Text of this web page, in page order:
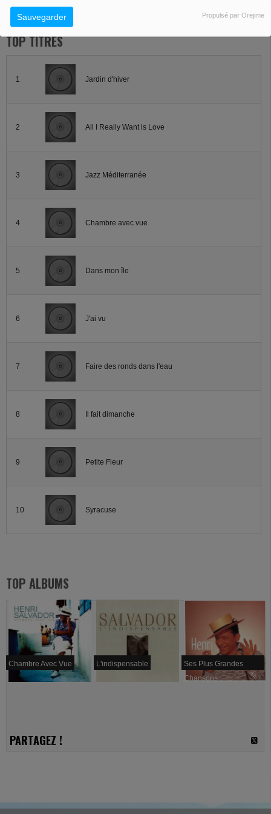
Sauvegarder Propulsé par Orejime
TOP TITRES
1 Jardin d'hiver
2 All I Really Want is Love
3 Jazz Méditerranée
4 Chambre avec vue
5 Dans mon île
6 J'ai vu
7 Faire des ronds dans l'eau
8 Il fait dimanche
9 Petite Fleur
10 Syracuse
TOP ALBUMS
Chambre Avec Vue L'indispensable
Ses Plus Grandes
Chansons
PARTAGEZ !